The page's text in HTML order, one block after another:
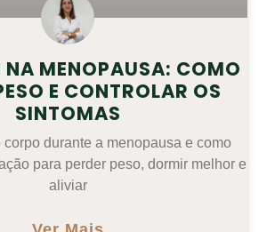
MENOPAUSA: COMO
E CONTROLAR OS
SINTOMAS
corpo durante a menopausa e como
para perder peso, dormir melhor e
aliviar